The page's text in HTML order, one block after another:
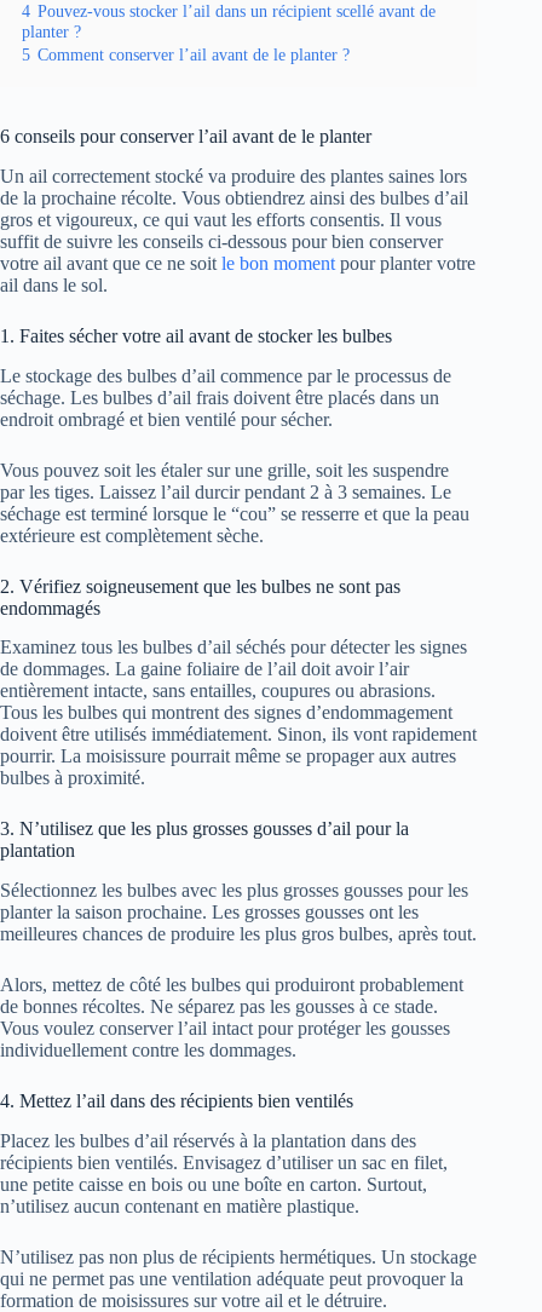
4 Pouvez-vous stocker l’ail dans un récipient scellé avant de
planter ?
5 Comment conserver l’ail avant de le planter ?
6 conseils pour conserver l’ail avant de le planter
Un ail correctement stocké va produire des plantes saines lors
de la prochaine récolte. Vous obtiendrez ainsi des bulbes d’ail
gros et vigoureux, ce qui vaut les efforts consentis. Il vous
suffit de suivre les conseils ci-dessous pour bien conserver
votre ail avant que ce ne soit le bon moment pour planter votre
ail dans le sol.
1. Faites sécher votre ail avant de stocker les bulbes
Le stockage des bulbes d’ail commence par le processus de
séchage. Les bulbes d’ail frais doivent être placés dans un
endroit ombragé et bien ventilé pour sécher.
Vous pouvez soit les étaler sur une grille, soit les suspendre
par les tiges. Laissez l’ail durcir pendant 2 à 3 semaines. Le
séchage est terminé lorsque le “cou” se resserre et que la peau
extérieure est complètement sèche.
2. Vérifiez soigneusement que les bulbes ne sont pas
endommagés
Examinez tous les bulbes d’ail séchés pour détecter les signes
de dommages. La gaine foliaire de l’ail doit avoir l’air
entièrement intacte, sans entailles, coupures ou abrasions.
Tous les bulbes qui montrent des signes d’endommagement
doivent être utilisés immédiatement. Sinon, ils vont rapidement
pourrir. La moisissure pourrait même se propager aux autres
bulbes à proximité.
3. N’utilisez que les plus grosses gousses d’ail pour la
plantation
Sélectionnez les bulbes avec les plus grosses gousses pour les
planter la saison prochaine. Les grosses gousses ont les
meilleures chances de produire les plus gros bulbes, après tout.
Alors, mettez de côté les bulbes qui produiront probablement
de bonnes récoltes. Ne séparez pas les gousses à ce stade.
Vous voulez conserver l’ail intact pour protéger les gousses
individuellement contre les dommages.
4. Mettez l’ail dans des récipients bien ventilés
Placez les bulbes d’ail réservés à la plantation dans des
récipients bien ventilés. Envisagez d’utiliser un sac en filet,
une petite caisse en bois ou une boîte en carton. Surtout,
n’utilisez aucun contenant en matière plastique.
N’utilisez pas non plus de récipients hermétiques. Un stockage
qui ne permet pas une ventilation adéquate peut provoquer la
formation de moisissures sur votre ail et le détruire.